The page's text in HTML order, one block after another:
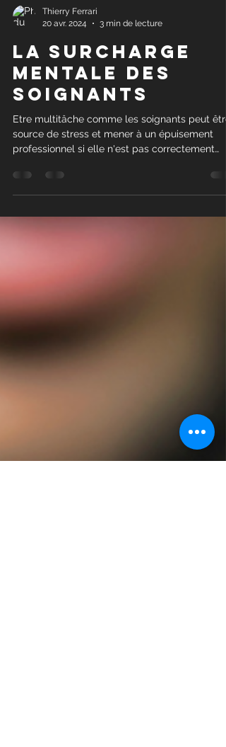
Thierry Ferrari
20 avr. 2024
3 min de lecture
La surcharge
mentale des
soignants
source de stress et mener à un épuisement
professionnel si elle n'est pas correctement